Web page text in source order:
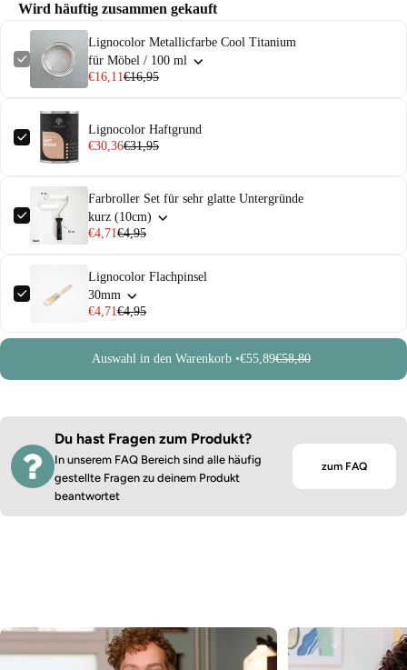
Wird häuftig zusammen gekauft
Lignocolor Metallicfarbe Cool Titanium
für Möbel / 100 ml
€16,11€16,95
Lignocolor Haftgrund
€30,36€31,95
Farbroller Set für sehr glatte Untergründe
kurz (10cm)
€4,71€4,95
Lignocolor Flachpinsel
30mm
€4,71€4,95
Auswahl in den Warenkorb •€55,89€58,80
Du hast Fragen zum Produkt?
In unserem FAQ Bereich sind alle häufig
gestellte Fragen zu deinem Produkt
beantwortet
zum FAQ